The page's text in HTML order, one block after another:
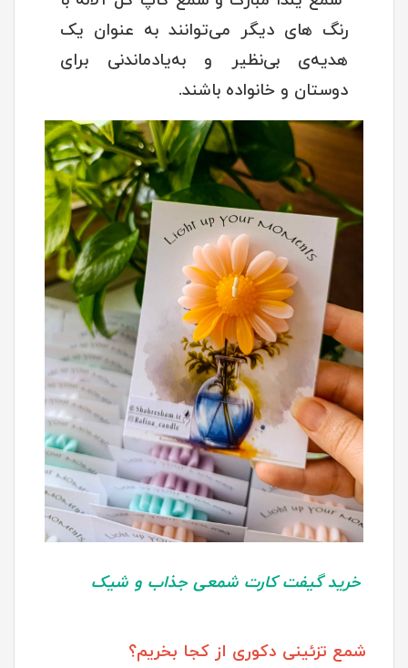
رنگ های دیگر می‌توانند به عنوان یک
هدیه‌ی بی‌نظیر و به‌یادماندنی برای
دوستان و خانواده باشند.
خرید گیفت کارت شمعی جذاب و شیک
شمع تزئینی دکوری از کجا بخریم؟